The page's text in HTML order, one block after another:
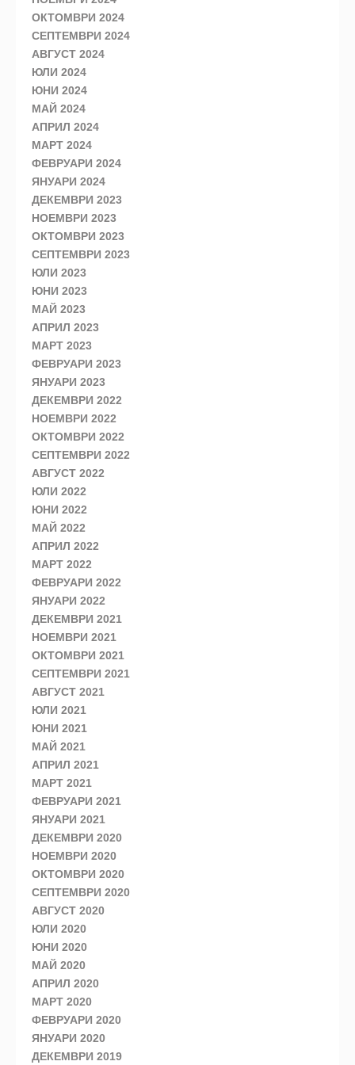
ОКТОМВРИ 2024
СЕПТЕМВРИ 2024
АВГУСТ 2024
ЮЛИ 2024
ЮНИ 2024
МАЙ 2024
АПРИЛ 2024
МАРТ 2024
ФЕВРУАРИ 2024
ЯНУАРИ 2024
ДЕКЕМВРИ 2023
НОЕМВРИ 2023
ОКТОМВРИ 2023
СЕПТЕМВРИ 2023
ЮЛИ 2023
ЮНИ 2023
МАЙ 2023
АПРИЛ 2023
МАРТ 2023
ФЕВРУАРИ 2023
ЯНУАРИ 2023
ДЕКЕМВРИ 2022
НОЕМВРИ 2022
ОКТОМВРИ 2022
СЕПТЕМВРИ 2022
АВГУСТ 2022
ЮЛИ 2022
ЮНИ 2022
МАЙ 2022
АПРИЛ 2022
МАРТ 2022
ФЕВРУАРИ 2022
ЯНУАРИ 2022
ДЕКЕМВРИ 2021
НОЕМВРИ 2021
ОКТОМВРИ 2021
СЕПТЕМВРИ 2021
АВГУСТ 2021
ЮЛИ 2021
ЮНИ 2021
МАЙ 2021
АПРИЛ 2021
МАРТ 2021
ФЕВРУАРИ 2021
ЯНУАРИ 2021
ДЕКЕМВРИ 2020
НОЕМВРИ 2020
ОКТОМВРИ 2020
СЕПТЕМВРИ 2020
АВГУСТ 2020
ЮЛИ 2020
ЮНИ 2020
МАЙ 2020
АПРИЛ 2020
МАРТ 2020
ФЕВРУАРИ 2020
ЯНУАРИ 2020
ДЕКЕМВРИ 2019